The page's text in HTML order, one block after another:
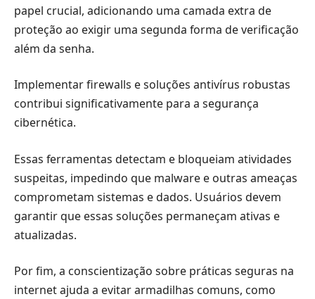
papel crucial, adicionando uma camada extra de
proteção ao exigir uma segunda forma de verificação
além da senha.
Implementar firewalls e soluções antivírus robustas
contribui significativamente para a segurança
cibernética.
Essas ferramentas detectam e bloqueiam atividades
suspeitas, impedindo que malware e outras ameaças
comprometam sistemas e dados. Usuários devem
garantir que essas soluções permaneçam ativas e
atualizadas.
Por fim, a conscientização sobre práticas seguras na
internet ajuda a evitar armadilhas comuns, como